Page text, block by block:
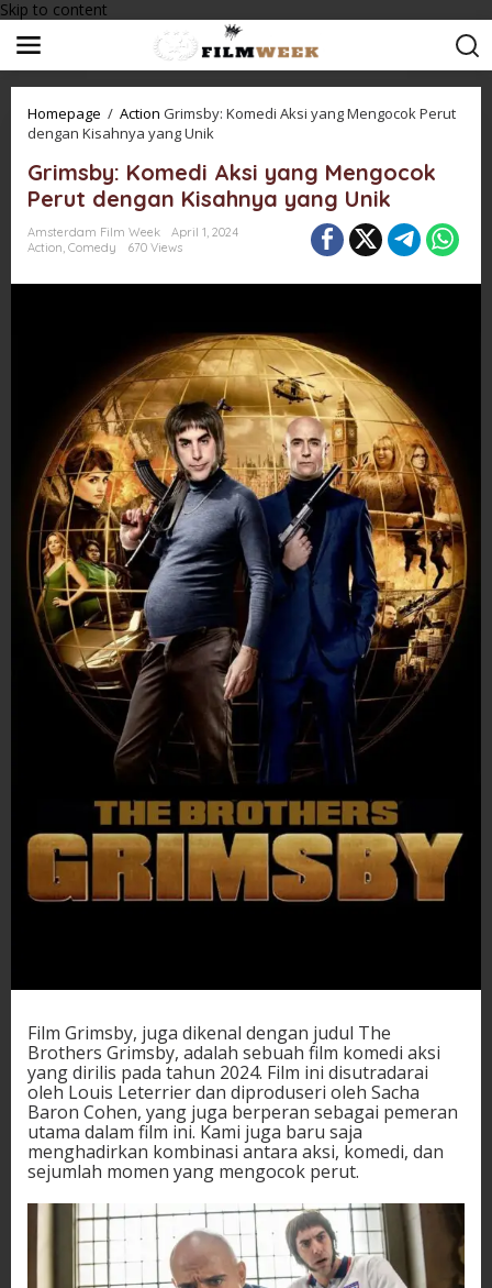
Skip to content
Homepage / Action Grimsby: Komedi Aksi yang Mengocok Perut
dengan Kisahnya yang Unik
Grimsby: Komedi Aksi yang Mengocok
Perut dengan Kisahnya yang Unik
Amsterdam Film Week
April 1, 2024
Action, Comedy 670 Views
Film Grimsby, juga dikenal dengan judul The
Brothers Grimsby, adalah sebuah film komedi aksi
yang dirilis pada tahun 2024. Film ini disutradarai
oleh Louis Leterrier dan diproduseri oleh Sacha
Baron Cohen, yang juga berperan sebagai pemeran
utama dalam film ini. Kami juga baru saja
menghadirkan kombinasi antara aksi, komedi, dan
sejumlah momen yang mengocok perut.